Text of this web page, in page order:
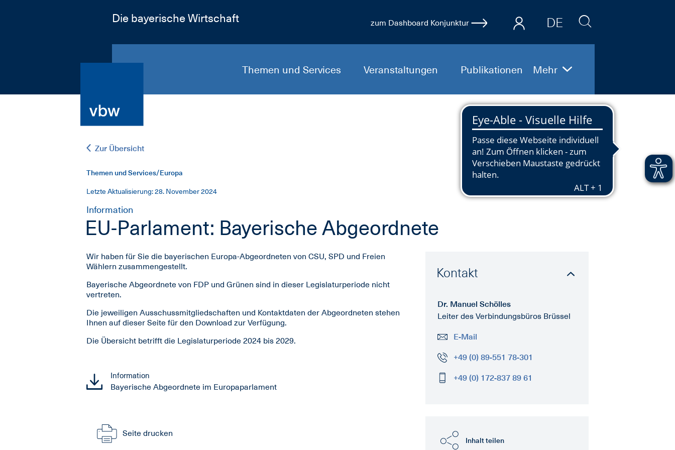
Die bayerische Wirtschaft zum Dashboard Konjunktur
DE
EN
Mehr
Themen und Services Veranstaltungen Publikationen
Zur Übersicht
Themen und Services/Europa
Letzte Aktualisierung: 28. November 2024
Information
EU-Parlament: Bayerische Abgeordnete
Kontakt
Dr. Manuel Schölles
Leiter des Verbindungsbüros Brüssel
E-Mail
+49 (0) 89-551 78-301
+49 (0) 172-837 89 61
Inhalt teilen
Wir haben für Sie die bayerischen Europa-Abgeordneten von CSU, SPD und Freien
Wählern zusammengestellt.
Bayerische Abgeordnete von FDP und Grünen sind in dieser Legislaturperiode nicht
vertreten.
Die jeweiligen Ausschussmitgliedschaften und Kontaktdaten der Abgeordneten stehen
Ihnen auf dieser Seite für den Download zur Verfügung.
Die Übersicht betrifft die Legislaturperiode 2024 bis 2029.
Information
Bayerische Abgeordnete im Europaparlament
Seite drucken